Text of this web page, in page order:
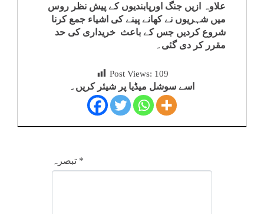
علاوہ ازیں جنگ اورپابندیوں کے پیش نظر روس
میں شہریوں نے کھانے پینے کی اشیاء جمع کرنا
شروع کردیں جس کے باعث خریداری کی حد
مقرر کر دی گئی۔
Post Views: 109
اسے سوشل میڈیا پر شیئر کریں۔
تبصرہ *